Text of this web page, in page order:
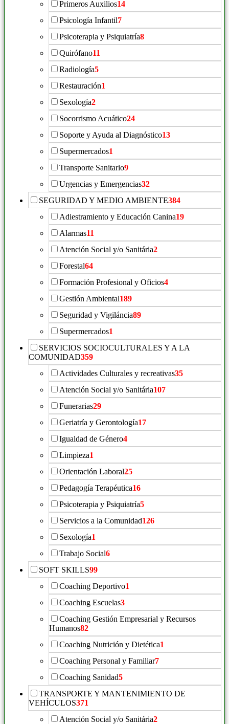
Primeros Auxilios14
Psicología Infantil7
Psicoterapia y Psiquiatría8
Quirófano11
Radiología5
Restauración1
Sexología2
Socorrismo Acuático24
Soporte y Ayuda al Diagnóstico13
Supermercados1
Transporte Sanitario9
Urgencias y Emergencias32
SEGURIDAD Y MEDIO AMBIENTE384
Adiestramiento y Educación Canina19
Alarmas11
Atención Social y/o Sanitária2
Forestal64
Formación Profesional y Oficios4
Gestión Ambiental189
Seguridad y Vigiláncia89
Supermercados1
SERVICIOS SOCIOCULTURALES Y A LA
COMUNIDAD359
Actividades Culturales y recreativas35
Atención Social y/o Sanitária107
Funerarias29
Geriatría y Gerontología17
Igualdad de Género4
Limpieza1
Orientación Laboral25
Pedagogía Terapéutica16
Psicoterapia y Psiquiatría5
Servicios a la Comunidad126
Sexología1
Trabajo Social6
SOFT SKILLS99
Coaching Deportivo1
Coaching Escuelas3
Coaching Gestión Empresarial y Recursos
Humanos82
Coaching Nutrición y Dietética1
Coaching Personal y Familiar7
Coaching Sanidad5
TRANSPORTE Y MANTENIMIENTO DE
VEHÍCULOS371
Atención Social y/o Sanitária2